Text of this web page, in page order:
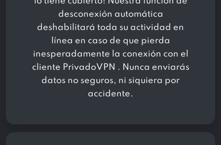
desconexión automática
deshabilitará toda su actividad en
línea en caso de que pierda
inesperadamente la conexión con el
cliente PrivadoVPN . Nunca enviarás
datos no seguros, ni siquiera por
accidente.